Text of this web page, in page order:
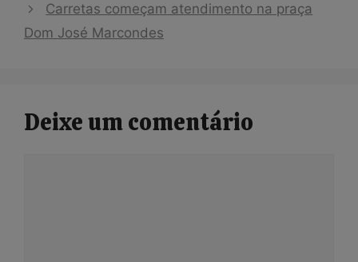
Carretas começam atendimento na praça
Dom José Marcondes
Deixe um comentário